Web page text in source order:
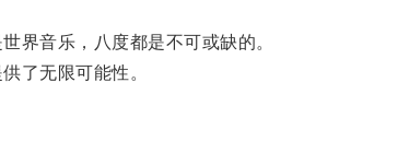
音乐，八度都是不可或缺的。
了无限可能性。